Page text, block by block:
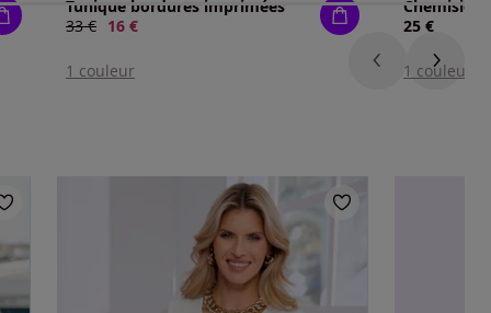
Tunique bordures imprimées
Ancien prix :
33 € Nouveau prix :
16 €
1 couleur
25 €
1 couleur